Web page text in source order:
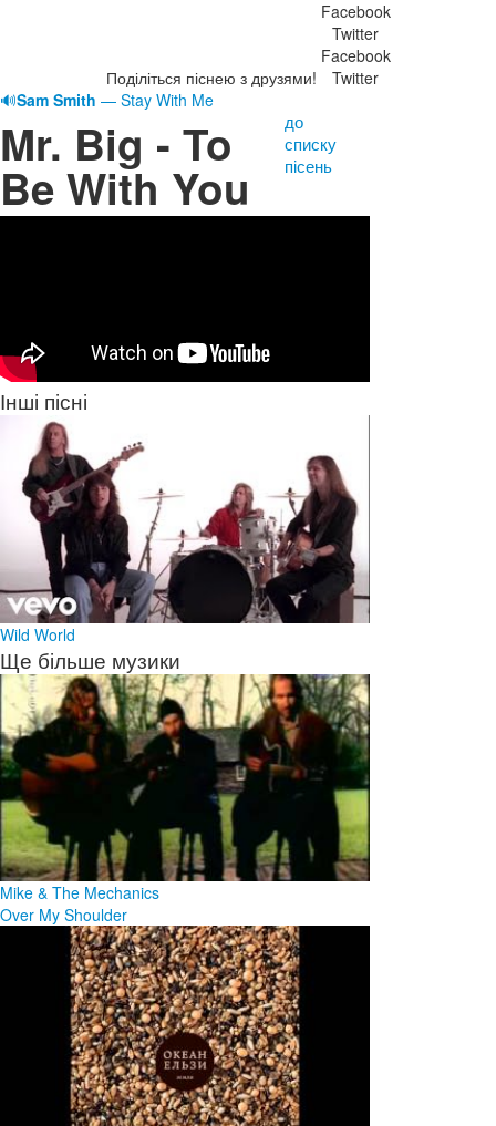
Поділіться піснею з друзями!
Facebook
Twitter
Facebook
Twitter
🔊Sam Smith — Stay With Me
Mr. Big - To
Be With You
до
списку
пісень
Інші пісні
Wild World
Ще більше музики
Mike & The Mechanics
Over My Shoulder